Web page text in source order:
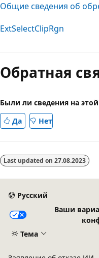
Общие сведения об
ExtSelectClipRgn
чтения
выключен
Обратная
Были ли сведения на
Да
Нет
Last updated on 27.08.2023
Русский
Ваши
Тема